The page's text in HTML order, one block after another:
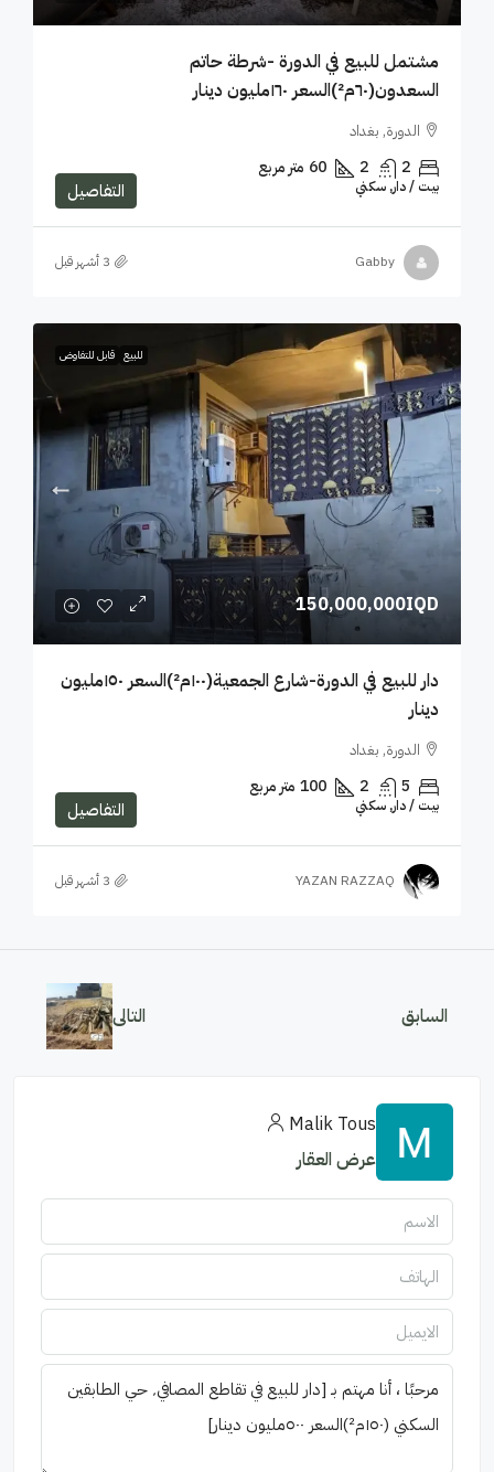
مشتمل للبيع في الدورة -شرطة حاتم
السعدون(٦٠م²)السعر ١٦٠مليون دينار
الدورة, بغداد
2
2
60 متر مربع
بيت / دار, سكني التفاصيل
Gabby
للبيع قابل للتفاوض
150,000,000IQD
دار للبيع في الدورة-شارع الجمعية(١٠٠م²)السعر ١٥٠مليون
دينار
الدورة, بغداد
5
2
100 متر مربع
بيت / دار, سكني التفاصيل
YAZAN RAZZAQ
السابق التالى
Malik Tous
عرض العقار